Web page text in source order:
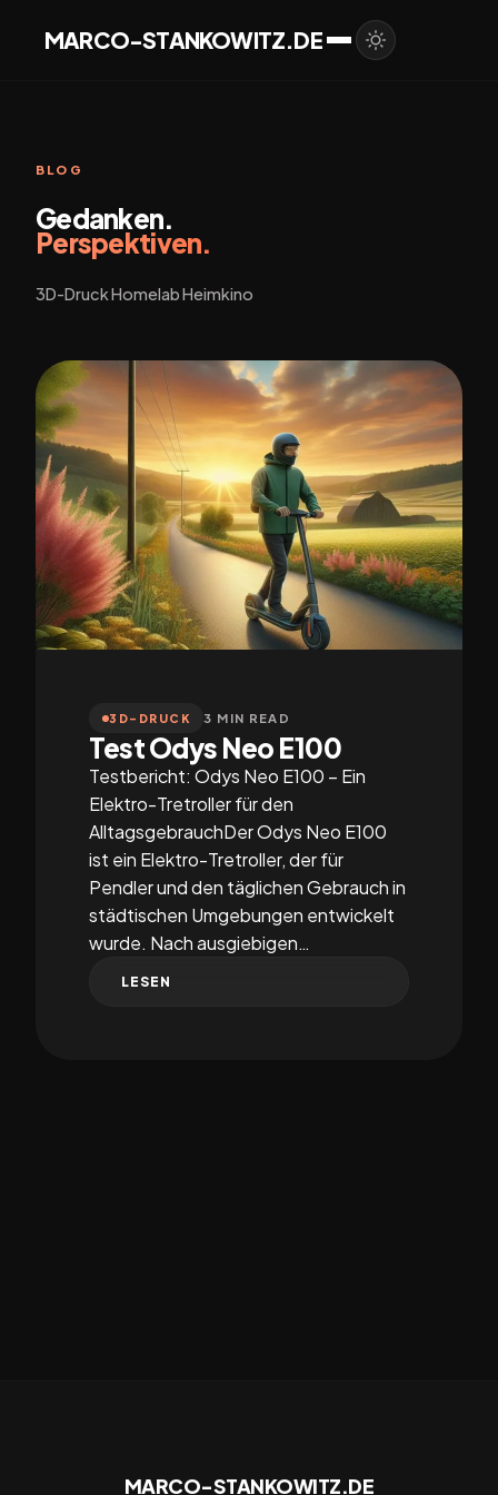
MARCO-STANKOWITZ.DE
BLOG
Gedanken.
Perspektiven.
3D-Druck Homelab Heimkino
3D-DRUCK 3 MIN READ
Test Odys Neo E100
Testbericht: Odys Neo E100 – Ein
Elektro-Tretroller für den
AlltagsgebrauchDer Odys Neo E100
ist ein Elektro-Tretroller, der für
Pendler und den täglichen Gebrauch in
städtischen Umgebungen entwickelt
wurde. Nach ausgiebigen…
LESEN
MARCO-STANKOWITZ.DE